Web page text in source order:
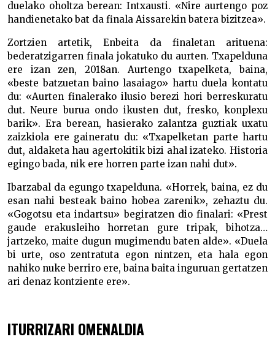
duelako oholtza berean: Intxausti. «Nire aurtengo poz
handienetako bat da finala Aissarekin batera bizitzea».
Zortzien artetik, Enbeita da finaletan arituena:
bederatzigarren finala jokatuko du aurten. Txapelduna
ere izan zen, 2018an. Aurtengo txapelketa, baina,
«beste batzuetan baino lasaiago» hartu duela kontatu
du: «Aurten finalerako ilusio berezi hori berreskuratu
dut. Neure burua ondo ikusten dut, fresko, konplexu
barik». Era berean, hasierako zalantza guztiak uxatu
zaizkiola ere gaineratu du: «Txapelketan parte hartu
dut, aldaketa hau agertokitik bizi ahal izateko. Historia
egingo bada, nik ere horren parte izan nahi dut».
Ibarzabal da egungo txapelduna. «Horrek, baina, ez du
esan nahi besteak baino hobea zarenik», zehaztu du.
«Gogotsu eta indartsu» begiratzen dio finalari: «Prest
gaude erakusleiho horretan gure tripak, bihotza…
jartzeko, maite dugun mugimendu baten alde». «Duela
bi urte, oso zentratuta egon nintzen, eta hala egon
nahiko nuke berriro ere, baina baita inguruan gertatzen
ari denaz kontziente ere».
ITURRIZARI OMENALDIA